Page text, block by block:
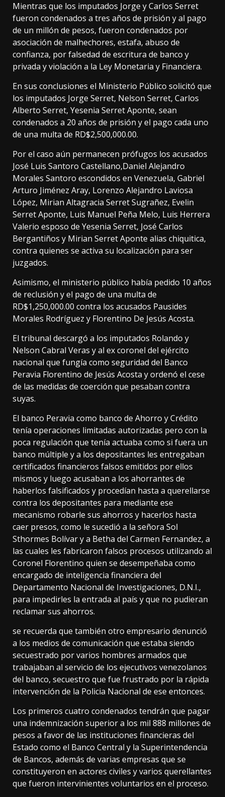
Mientras que los imputados Jorge y Carlos Serret
fueron condenados a tres años de prisión y al pago
de un millón de pesos, fueron condenados por
asociación de malhechores, estafa, abuso de
confianza, por falsedad de escritura de banco y
privada y violación a la Ley Monetaria y Financiera.
En sus conclusiones el Ministerio Público solicitó que
los imputados Jorge Serret, Nelson Serret, Carlos
Alberto Serret, Yesenia Serret Aponte, sean
condenados a 20 años de prisión y el pago cada uno
de una multa de RD$2,500,000.00.
Por el caso aún permanecen prófugos los acusados
José Luis Santoro Castellano,Daniel Alejandro
Morales Santoro escondidos en Venezuela, Gabriel
Arturo Jiménez Aray, Lorenzo Alejandro Laviosa
López, Mirian Altagracia Serret Sugrañez, Evelin
Serret Aponte, Luis Manuel Peña Melo, Luis Herrera
Valerio esposo de Yesenia Serret, José Carlos
Bergantiños y Mirian Serret Aponte alias chiquitica,
contra quienes se activa su localización para ser
juzgados.
Asimismo, el ministerio público había pedido 10 años
de reclusión y el pago de una multa de
RD$1,250,000.00 contra los acusados Pausides
Morales Rodríguez y Florentino De Jesús Acosta.
El tribunal descargó a los imputados Rolando y
Nelson Cabral Veras y al ex coronel del ejército
nacional que fungía como seguridad del Banco
Peravia Florentino de Jesús Acosta y ordenó el cese
de las medidas de coerción que pesaban contra
suyas.
El banco Peravia como banco de Ahorro y Crédito
tenía operaciones limitadas autorizadas pero con la
poca regulación que tenía actuaba como si fuera un
banco múltiple y a los depositantes les entregaban
certificados financieros falsos emitidos por ellos
mismos y luego acusaban a los ahorrantes de
haberlos falsificados y procedían hasta a querellarse
contra los depositantes para mediante ese
mecanismo robarle sus ahorros y hacerlos hasta
caer presos, como le sucedió a la señora Sol
Sthormes Bolívar y a Betha del Carmen Fernandez, a
las cuales les fabricaron falsos procesos utilizando al
Coronel Florentino quien se desempeñaba como
encargado de inteligencia financiera del
Departamento Nacional de Investigaciones, D.N.I.,
para impedirles la entrada al país y que no pudieran
reclamar sus ahorros.
se recuerda que también otro empresario denunció
a los medios de comunicación que estaba siendo
secuestrado por varios hombres armados que
trabajaban al servicio de los ejecutivos venezolanos
del banco, secuestro que fue frustrado por la rápida
intervención de la Policia Nacional de ese entonces.
Los primeros cuatro condenados tendrán que pagar
una indemnización superior a los mil 888 millones de
pesos a favor de las instituciones financieras del
Estado como el Banco Central y la Superintendencia
de Bancos, además de varias empresas que se
constituyeron en actores civiles y varios querellantes
que fueron intervinientes voluntarios en el proceso.